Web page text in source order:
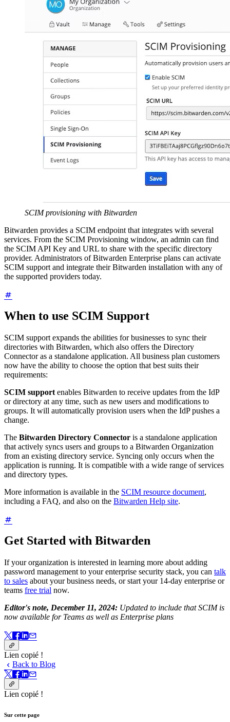
SCIM provisioning with Bitwarden
Bitwarden provides a SCIM endpoint that integrates with several
services. From the SCIM Provisioning window, an admin can find
the SCIM API Key and URL to share with the specific directory
provider. Administrators of Bitwarden Enterprise plans can activate
SCIM support and integrate their Bitwarden installation with any of
the supported providers today.
When to use SCIM Support
SCIM support expands the abilities for businesses to sync their
directories with Bitwarden, which also offers the Directory
Connector as a standalone application. All business plan customers
now have the ability to choose the option that best suits their
requirements:
SCIM support enables Bitwarden to receive updates from the IdP
or directory at any time, such as new users and modifications to
groups. It will automatically provision users when the IdP pushes a
change.
The Bitwarden Directory Connector is a standalone application
that actively syncs users and groups to a Bitwarden Organization
from an existing directory service. Syncing only occurs when the
application is running. It is compatible with a wide range of services
and directory types.
More information is available in the SCIM resource document,
including a FAQ, and also on the Bitwarden Help site.
Get Started with Bitwarden
If your organization is interested in learning more about adding
password management to your enterprise security stack, you can talk
to sales about your business needs, or start your 14-day enterprise or
teams free trial now.
Editor's note, December 11, 2024: Updated to include that SCIM is
now available for Teams as well as Enterprise plans
Lien copié !
Back to Blog
Lien copié !
Sur cette page